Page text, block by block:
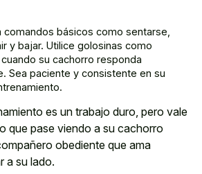
comandos básicos como sentarse,
y bajar. Utilice golosinas como
su cachorro responda
Sea paciente y consistente en su
es un trabajo duro, pero vale
que pase viendo a su cachorro
obediente que ama
a su lado.